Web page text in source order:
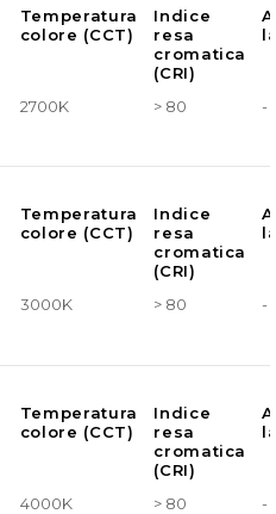
Temperatura
colore (CCT)
Indice
resa
cromatica
(CRI)
2700K > 80 -
Temperatura
colore (CCT)
Indice
resa
cromatica
(CRI)
3000K > 80 -
Temperatura
colore (CCT)
Indice
resa
cromatica
(CRI)
4000K > 80 -